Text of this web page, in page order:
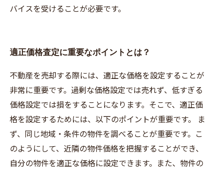
バイスを受けることが必要です。
適正価格査定に重要なポイントとは？
不動産を売却する際には、適正な価格を設定することが
非常に重要です。過剰な価格設定では売れず、低すぎる
価格設定では損をすることになります。そこで、適正価
格を設定するためには、以下のポイントが重要です。 ま
ず、同じ地域・条件の物件を調べることが重要です。こ
のようにして、近隣の物件価格を把握することができ、
自分の物件を適正な価格に設定できます。また、物件の